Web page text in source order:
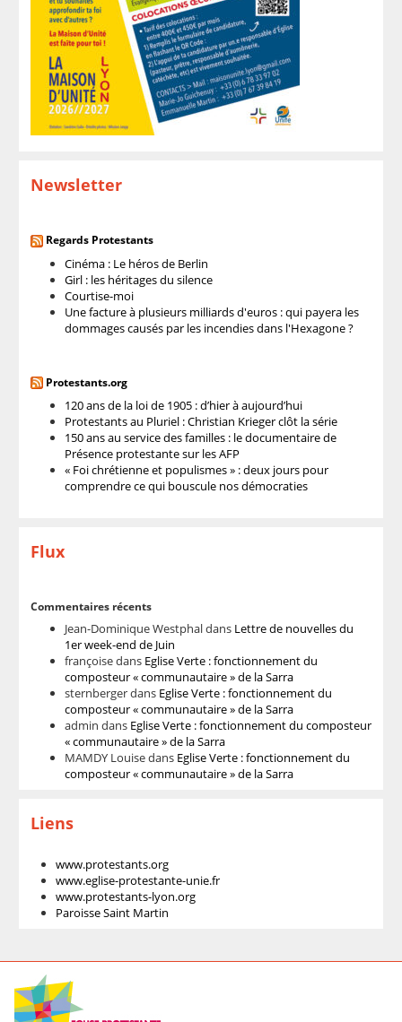
Newsletter
Regards Protestants
Cinéma : Le héros de Berlin
Girl : les héritages du silence
Courtise-moi
Une facture à plusieurs milliards d'euros : qui payera les
dommages causés par les incendies dans l'Hexagone ?
Protestants.org
120 ans de la loi de 1905 : d’hier à aujourd’hui
Protestants au Pluriel : Christian Krieger clôt la série
150 ans au service des familles : le documentaire de
Présence protestante sur les AFP
« Foi chrétienne et populismes » : deux jours pour
comprendre ce qui bouscule nos démocraties
Flux
Commentaires récents
Jean-Dominique Westphaldans Lettre de nouvelles du
1er week-end de Juin
françoisedans Eglise Verte : fonctionnement du
composteur « communautaire » de la Sarra
sternbergerdans Eglise Verte : fonctionnement du
composteur « communautaire » de la Sarra
admin dans Eglise Verte : fonctionnement du composteur
« communautaire » de la Sarra
MAMDY Louisedans Eglise Verte : fonctionnement du
composteur « communautaire » de la Sarra
Liens
www.protestants.org
www.eglise-protestante-unie.fr
www.protestants-lyon.org
Paroisse Saint Martin